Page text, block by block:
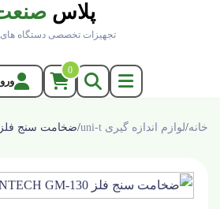
پلاس
تجهیزات تخصصی دستگاه
0
خانه/لوازم اندازه گیری uni-t /ضخامت سنج فلز BENTECH GM-130